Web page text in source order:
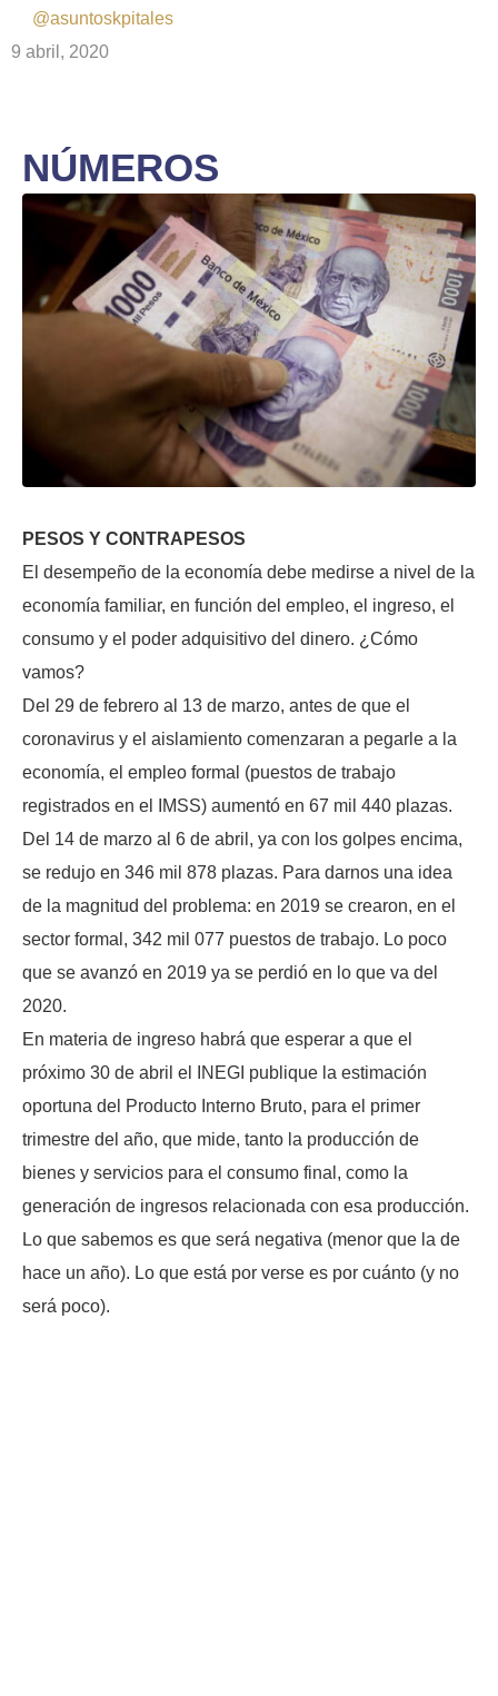
@asuntoskpitales
9 abril, 2020
NÚMEROS
PESOS Y CONTRAPESOS
El desempeño de la economía debe medirse a nivel de la
economía familiar, en función del empleo, el ingreso, el
consumo y el poder adquisitivo del dinero. ¿Cómo
vamos?
Del 29 de febrero al 13 de marzo, antes de que el
coronavirus y el aislamiento comenzaran a pegarle a la
economía, el empleo formal (puestos de trabajo
registrados en el IMSS) aumentó en 67 mil 440 plazas.
Del 14 de marzo al 6 de abril, ya con los golpes encima,
se redujo en 346 mil 878 plazas. Para darnos una idea
de la magnitud del problema: en 2019 se crearon, en el
sector formal, 342 mil 077 puestos de trabajo. Lo poco
que se avanzó en 2019 ya se perdió en lo que va del
2020.
En materia de ingreso habrá que esperar a que el
próximo 30 de abril el INEGI publique la estimación
oportuna del Producto Interno Bruto, para el primer
trimestre del año, que mide, tanto la producción de
bienes y servicios para el consumo final, como la
generación de ingresos relacionada con esa producción.
Lo que sabemos es que será negativa (menor que la de
hace un año). Lo que está por verse es por cuánto (y no
será poco).